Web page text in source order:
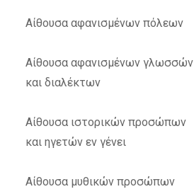
Αίθουσα αφανισμένων πόλεων
Αίθουσα αφανισμένων γλωσσών
και διαλέκτων
Αίθουσα ιστορικών προσώπων
και ηγετών εν γένει
Αίθουσα μυθικών προσώπων